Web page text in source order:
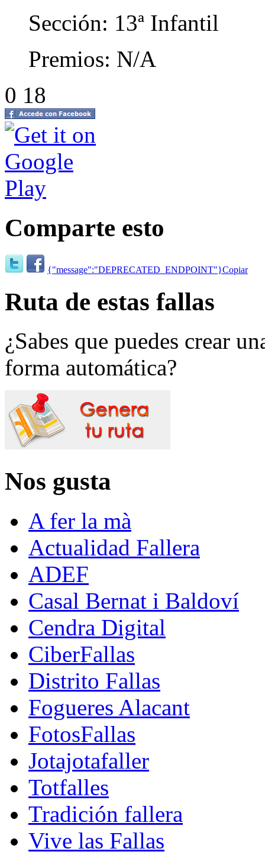
Sección: 13ª Infantil
Premios: N/A
0 18
Comparte esto
{"message":"DEPRECATED_ENDPOINT"}Copiar
Ruta de estas fallas
¿Sabes que puedes crear
forma automática?
Nos gusta
A fer la mà
Actualidad Fallera
ADEF
Casal Bernat i Baldoví
Cendra Digital
CiberFallas
Distrito Fallas
Fogueres Alacant
FotosFallas
Jotajotafaller
Totfalles
Tradición fallera
Vive las Fallas